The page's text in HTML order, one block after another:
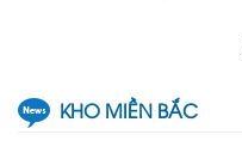
KHO MIỀN BẮC